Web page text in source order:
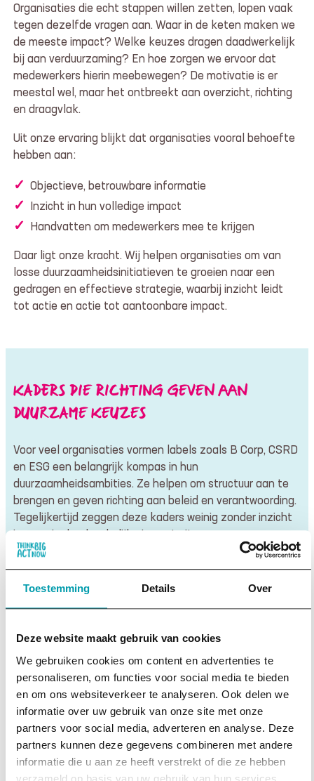
Toestemming Details Over
Deze website maakt gebruik van cookies
We gebruiken cookies om content en advertenties te
personaliseren, om functies voor social media te bieden
en om ons websiteverkeer te analyseren. Ook delen we
informatie over uw gebruik van onze site met onze
partners voor social media, adverteren en analyse. Deze
partners kunnen deze gegevens combineren met andere
informatie die u aan ze heeft verstrekt of die ze hebben
verzameld op basis van uw gebruik van hun services.
Organisaties die echt stappen willen zetten, lopen vaak
tegen dezelfde vragen aan. Waar in de keten maken we
de meeste impact? Welke keuzes dragen daadwerkelijk
bij aan verduurzaming? En hoe zorgen we ervoor dat
medewerkers hierin meebewegen? De motivatie is er
meestal wel, maar het ontbreekt aan overzicht, richting
en draagvlak.
Uit onze ervaring blijkt dat organisaties vooral behoefte
hebben aan:
Objectieve, betrouwbare informatie
Inzicht in hun volledige impact
Handvatten om medewerkers mee te krijgen
Daar ligt onze kracht. Wij helpen organisaties om van
losse duurzaamheidsinitiatieven te groeien naar een
gedragen en effectieve strategie, waarbij inzicht leidt
tot actie en actie tot aantoonbare impact.
KADERS DIE RICHTING GEVEN AAN
DUURZAME KEUZES
Voor veel organisaties vormen labels zoals B Corp, CSRD
en ESG een belangrijk kompas in hun
duurzaamheidsambities. Ze helpen om structuur aan te
brengen en geven richting aan beleid en verantwoording.
Tegelijkertijd zeggen deze kaders weinig zonder inzicht
in waar je daadwerkelijke impact zit.
Think Big Act Now helpt organisaties om deze kaders
niet alleen af te vinken, maar ze te vullen met inhoud.
niet alleen klopt op papier, maar ook daadwerkelijk
Daarnaast helpen we organisaties om medewerkers mee
te nemen in dit proces. We maken inzichtelijk waarom
deze certificeringen belangrijk zijn, welke waarde ze
toevoegen en hoe ze bijdragen aan de bredere impact
van de organisatie. Naast het creëren van motivatie,
vertalen we complexe datapunten naar begrijpelijke